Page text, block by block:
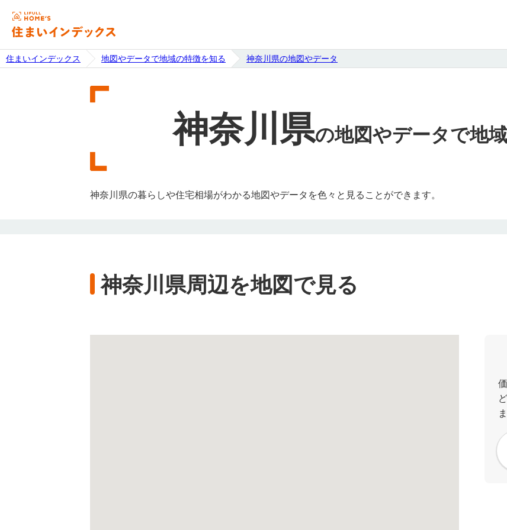
住まいインデックス 地図やデータで地域の特徴を知る 神奈川県の地図やデータ
神奈川県の地図やデータで地
神奈川県の暮らしや住宅相場がわかる地図やデータを色々と見ることができます。
神奈川県周辺を地図で見る